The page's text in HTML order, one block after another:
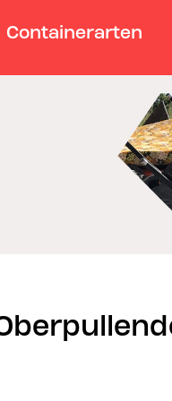
Containerarten